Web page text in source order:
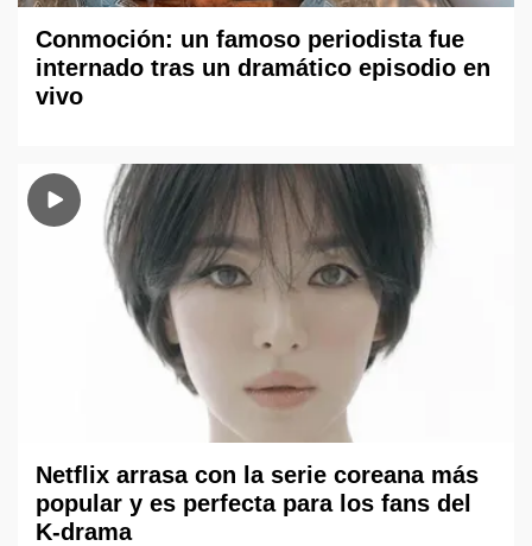
Conmoción: un famoso periodista fue
internado tras un dramático episodio en
vivo
Netflix arrasa con la serie coreana más
popular y es perfecta para los fans del
K-drama